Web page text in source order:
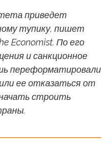
приведет
тупику, пишет
Economist. По его
и санкционное
переформатировали
ее отказаться от
строить